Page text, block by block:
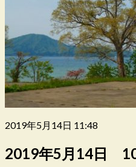
2019年5月14日 11:48
2019年5月14日